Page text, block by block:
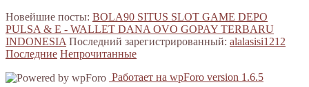
Новейшие посты: BOLA90 SITUS SLOT GAME DEPO
PULSA & E - WALLET DANA OVO GOPAY TERBARU
INDONESIA Последний зарегистрированный: alalasisi1212
Последние Непрочитанные
Работает на wpForo version 1.6.5